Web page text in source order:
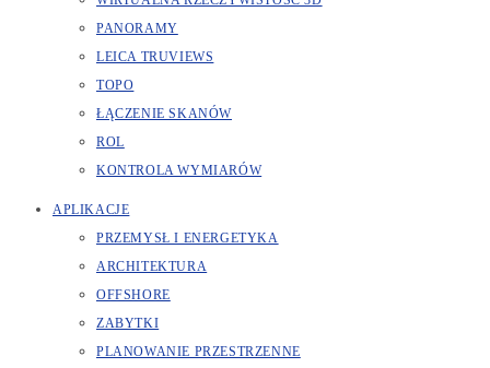
PANORAMY
LEICA TRUVIEWS
TOPO
ŁĄCZENIE SKANÓW
ROL
KONTROLA WYMIARÓW
APLIKACJE
PRZEMYSŁ I ENERGETYKA
ARCHITEKTURA
OFFSHORE
ZABYTKI
PLANOWANIE PRZESTRZENNE